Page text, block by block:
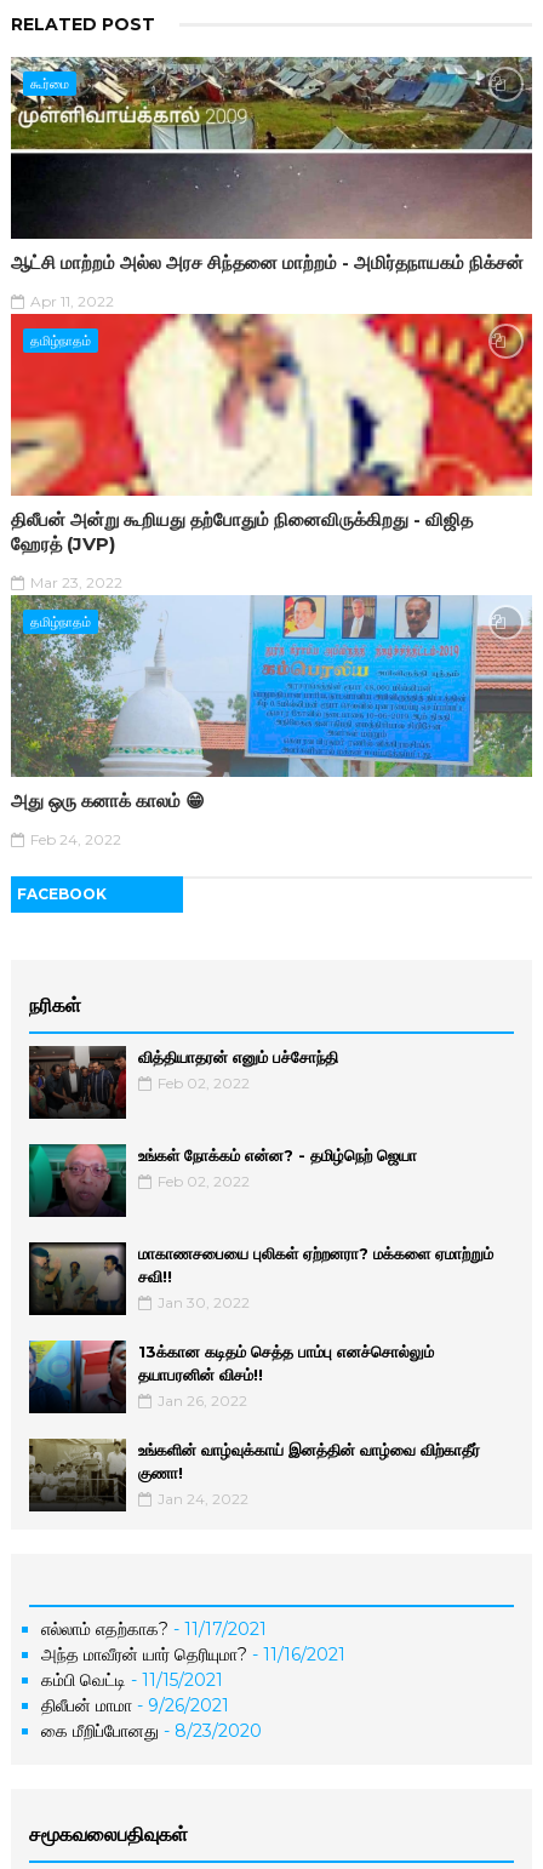
RELATED POST
கூர்மை
ஆட்சி மாற்றம் அல்ல அரச சிந்தனை மாற்றம் - அமிர்தநாயகம் நிக்சன்
Apr 11, 2022
தமிழ்நாதம்
திலீபன் அன்று கூறியது தற்போதும் நினைவிருக்கிறது - விஜித
ஹேரத் (JVP)
Mar 23, 2022
தமிழ்நாதம்
அது ஒரு கனாக் காலம் 😁
Feb 24, 2022
FACEBOOK
நரிகள்
வித்தியாதரன் எனும் பச்சோந்தி
Feb 02, 2022
உங்கள் நோக்கம் என்ன? - தமிழ்நெற் ஜெயா
Feb 02, 2022
மாகாணசபையை புலிகள் ஏற்றனரா? மக்களை ஏமாற்றும்
சவி!!
Jan 30, 2022
13க்கான கடிதம் செத்த பாம்பு எனச்சொல்லும்
தயாபரனின் விசம்!!
Jan 26, 2022
உங்களின் வாழ்வுக்காய் இனத்தின் வாழ்வை விற்காதீர்
குணா!
Jan 24, 2022
எல்லாம் எதற்காக? - 11/17/2021
அந்த மாவீரன் யார் தெரியுமா? - 11/16/2021
கம்பி வெட்டி - 11/15/2021
திலீபன் மாமா- 9/26/2021
கை மீறிப்போனது - 8/23/2020
சமூகவலைபதிவுகள்